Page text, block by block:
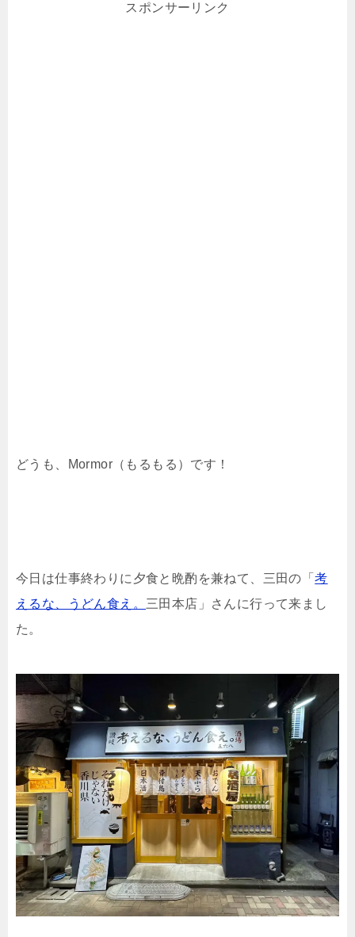
スポンサーリンク
どうも、Mormor（もるもる）です！
今日は仕事終わりに夕食と晩酌を兼ねて、三田の「考
えるな、うどん食え。 三田本店」さんに行って来まし
た。